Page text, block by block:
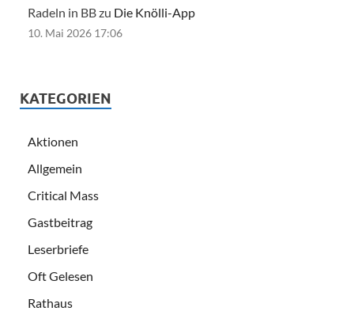
Radeln in BB zu Die Knölli-App
10. Mai 2026 17:06
KATEGORIEN
Aktionen
Allgemein
Critical Mass
Gastbeitrag
Leserbriefe
Oft Gelesen
Rathaus